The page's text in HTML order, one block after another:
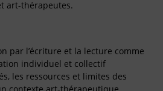
art-thérapeutes.
par l’écriture et la lecture comme
individuel et collectif
les ressources et limites des
contexte art-thérapeutique